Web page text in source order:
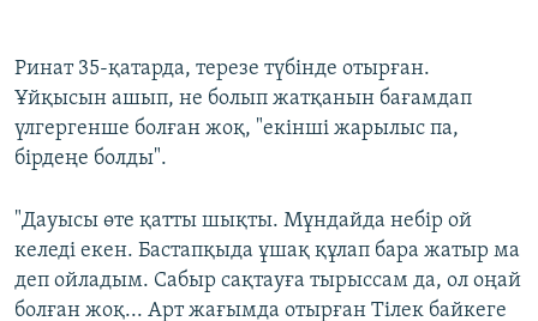
720p 1080p
720p
1080p
Ринат 35-қатарда, терезе түбінде отырған.
Ұйқысын ашып, не болып жатқанын бағамдап
үлгергенше болған жоқ, "екінші жарылыс па,
бірдеңе болды".
"Дауысы өте қатты шықты. Мұндайда небір ой
келеді екен. Бастапқыда ұшақ құлап бара жатыр ма
деп ойладым. Сабыр сақтауға тырыссам да, ол оңай
болған жоқ... Арт жағымда отырған Тілек байкеге